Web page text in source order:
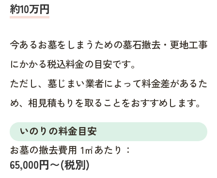
約10万円
今あるお墓をしまうための墓石撤去・更地工事
にかかる税込料金の目安です。
ただし、墓じまい業者によって料金差があるた
め、相見積もりを取ることをおすすめします。
いのりの料金目安
お墓の撤去費用 1㎡あたり：
65,000円〜(税別)